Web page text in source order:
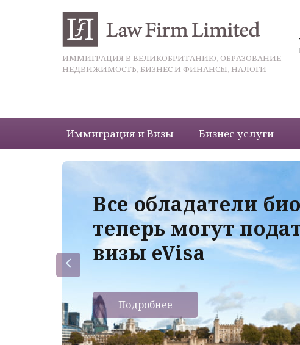
ИММИГРАЦИЯ В ВЕЛИКОБРИТАНИЮ, ОБРАЗОВАНИЕ,
НЕДВИЖИМОСТЬ, БИЗНЕС И ФИНАНСЫ, НАЛОГИ
Иммиграция и Визы Бизнес услуги
Все обладатели
теперь могут
визы eVisa
Подробнее